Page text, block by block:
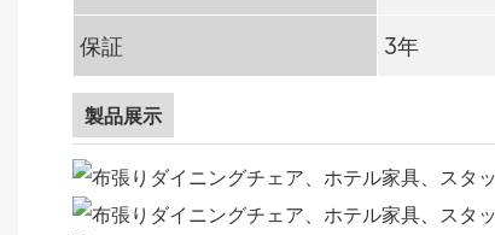
保証 3年
製品展示